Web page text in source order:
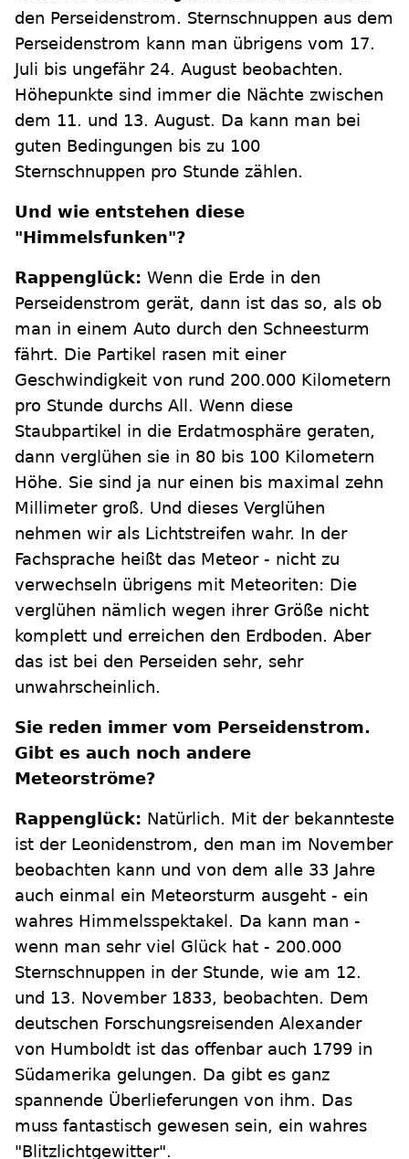
den Perseidenstrom. Sternschnuppen aus dem
Perseidenstrom kann man übrigens vom 17.
Juli bis ungefähr 24. August beobachten.
Höhepunkte sind immer die Nächte zwischen
dem 11. und 13. August. Da kann man bei
guten Bedingungen bis zu 100
Sternschnuppen pro Stunde zählen.
Und wie entstehen diese
"Himmelsfunken"?
Rappenglück: Wenn die Erde in den
Perseidenstrom gerät, dann ist das so, als ob
man in einem Auto durch den Schneesturm
fährt. Die Partikel rasen mit einer
Geschwindigkeit von rund 200.000 Kilometern
pro Stunde durchs All. Wenn diese
Staubpartikel in die Erdatmosphäre geraten,
dann verglühen sie in 80 bis 100 Kilometern
Höhe. Sie sind ja nur einen bis maximal zehn
Millimeter groß. Und dieses Verglühen
nehmen wir als Lichtstreifen wahr. In der
Fachsprache heißt das Meteor - nicht zu
verwechseln übrigens mit Meteoriten: Die
verglühen nämlich wegen ihrer Größe nicht
komplett und erreichen den Erdboden. Aber
das ist bei den Perseiden sehr, sehr
unwahrscheinlich.
Sie reden immer vom Perseidenstrom.
Gibt es auch noch andere
Meteorströme?
Rappenglück: Natürlich. Mit der bekannteste
ist der Leonidenstrom, den man im November
beobachten kann und von dem alle 33 Jahre
auch einmal ein Meteorsturm ausgeht - ein
wahres Himmelsspektakel. Da kann man -
wenn man sehr viel Glück hat - 200.000
Sternschnuppen in der Stunde, wie am 12.
und 13. November 1833, beobachten. Dem
deutschen Forschungsreisenden Alexander
von Humboldt ist das offenbar auch 1799 in
Südamerika gelungen. Da gibt es ganz
spannende Überlieferungen von ihm. Das
muss fantastisch gewesen sein, ein wahres
"Blitzlichtgewitter".